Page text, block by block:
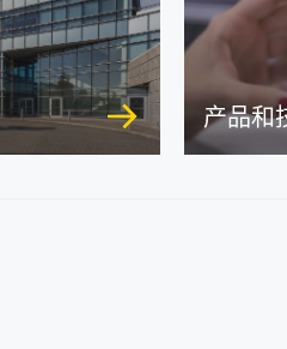
产品和